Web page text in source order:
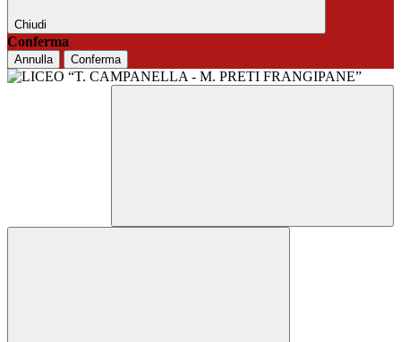
Chiudi
Conferma
Annulla Conferma